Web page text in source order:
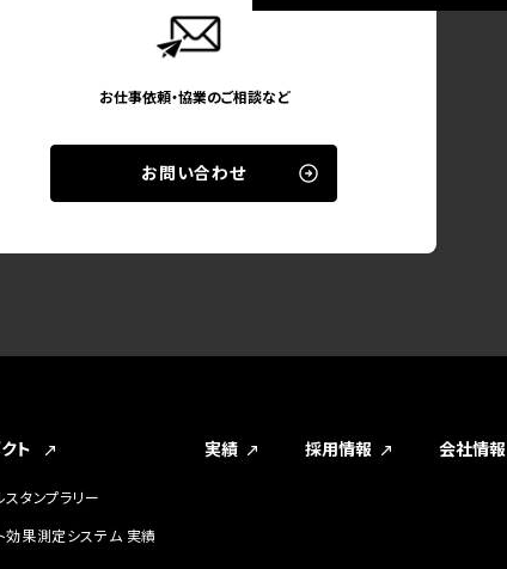
お仕事依頼・協業のご相談など
お問い合わせ
ト
スタンプラリー
効果測定システム 実績
実績 採用情報 会社情報